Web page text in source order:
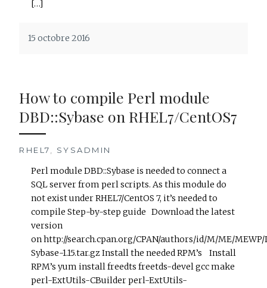
[…]
15 octobre 2016
How to compile Perl module
DBD::Sybase on RHEL7/CentOS7
RHEL7, SYSADMIN
Perl module DBD::Sybase is needed to connect a
SQL server from perl scripts. As this module do
not exist under RHEL7/CentOS 7, it’s needed to
compile Step-by-step guide Download the latest
version
on http://search.cpan.org/CPAN/authors/id/M/ME/
Sybase-1.15.tar.gz Install the needed RPM’s Install
RPM’s yum install freedts freetds-devel gcc make
perl-ExtUtils-CBuilder perl-ExtUtils-